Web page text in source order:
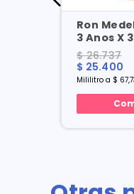
Ron
3
$ 26.737
$ 25.400
Mililitro a $